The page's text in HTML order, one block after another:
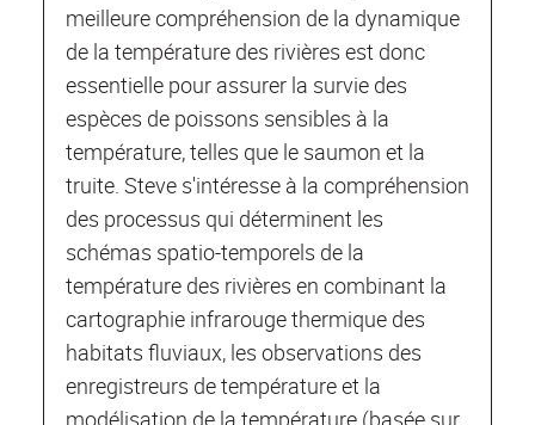
meilleure compréhension de la dynamique
de la température des rivières est donc
essentielle pour assurer la survie des
espèces de poissons sensibles à la
température, telles que le saumon et la
truite. Steve s'intéresse à la compréhension
des processus qui déterminent les
schémas spatio-temporels de la
température des rivières en combinant la
cartographie infrarouge thermique des
habitats fluviaux, les observations des
enregistreurs de température et la
modélisation de la température (basée sur